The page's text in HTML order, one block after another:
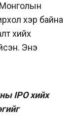
хэр байна
хийх
Энэ
IPO хийх